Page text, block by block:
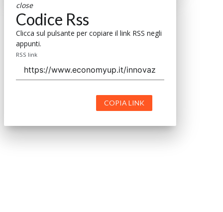
close
Codice Rss
Clicca sul pulsante per copiare il link RSS negli
appunti.
RSS link
COPIA LINK